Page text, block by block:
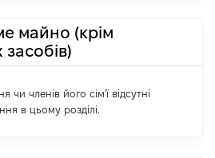
майно (крім
чи членів його сім'ї відсутні
в цьому розділі.